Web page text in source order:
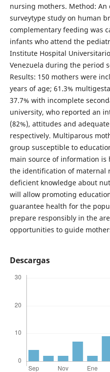
nursing mothers. Method: An
surveytype study on human
complementary feeding was
infants who attend the
Institute Hospital
Venezuela during the period
Results: 150 mothers were
years of age; 61.3%
37.7% with incomplete
university, who reported an
(82%), attitudes and
respectively. Multiparous
group susceptible to
main source of information is
the identification of maternal
deficient knowledge about
will allow promoting
guarantee health for the
prepare responsibly in the
opportunities to guide
Descargas